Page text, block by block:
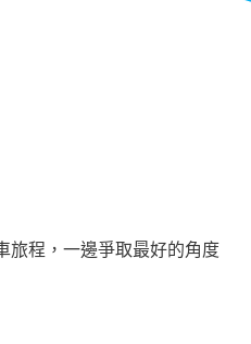
旅程，一邊爭取最好的角度